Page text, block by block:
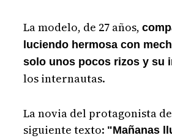
La modelo, de 27 años,
luciendo hermosa con
solo unos pocos rizos y su
los internautas.
La novia del protagonista
siguiente texto: "Mañanas